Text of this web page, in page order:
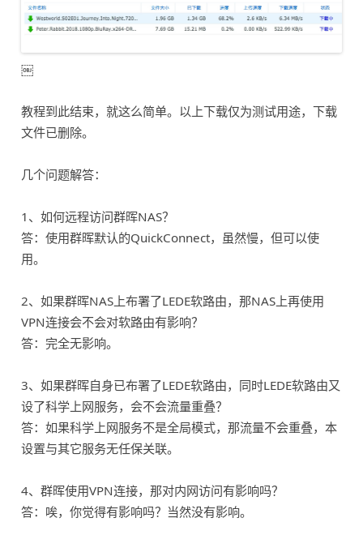
￼
教程到此结束，就这么简单。以上下载仅为测试用途，下载
文件已删除。
几个问题解答：
1、如何远程访问群晖NAS？
答：使用群晖默认的QuickConnect，虽然慢，但可以使
用。
2、如果群晖NAS上布署了LEDE软路由，那NAS上再使用
VPN连接会不会对软路由有影响？
答：完全无影响。
3、如果群晖自身已布署了LEDE软路由，同时LEDE软路由又
设了科学上网服务，会不会流量重叠？
答：如果科学上网服务不是全局模式，那流量不会重叠，本
设置与其它服务无任保关联。
4、群晖使用VPN连接，那对内网访问有影响吗？
答：唉，你觉得有影响吗？当然没有影响。